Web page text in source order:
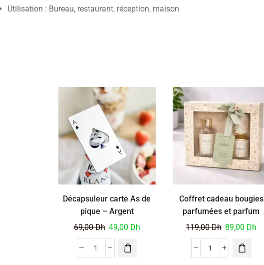
Utilisation : Bureau, restaurant, réception, maison
Décapsuleur carte As de
pique – Argent
69,00Dh 49,00 Dh
Coffret cadeau bougies
parfumées et parfum
d’intérieur – Vert
119,00Dh 89,00 Dh